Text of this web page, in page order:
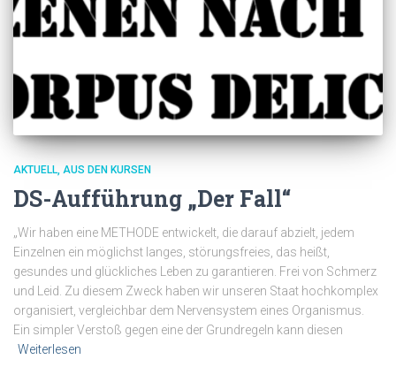
AKTUELL AUS DEN KURSEN
DS-Aufführung „Der Fall“
„Wir haben eine METHODE entwickelt, die darauf abzielt, jedem
Einzelnen ein möglichst langes, störungsfreies, das heißt,
gesundes und glückliches Leben zu garantieren. Frei von Schmerz
und Leid. Zu diesem Zweck haben wir unseren Staat hochkomplex
organisiert, vergleichbar dem Nervensystem eines Organismus.
Ein simpler Verstoß gegen eine der Grundregeln kann diesen
Weiterlesen